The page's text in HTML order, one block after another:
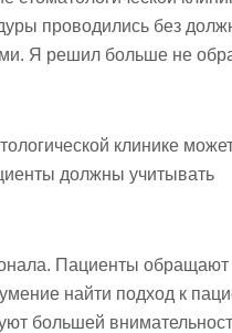
проводились без
Я решил больше не
клинике
должны учитывать
Пациенты обращают
найти подход к
большей